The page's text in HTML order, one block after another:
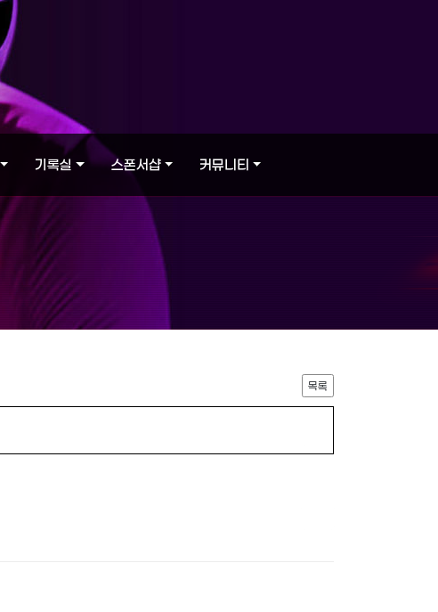
기록실 스폰서샵 커뮤니티
목록